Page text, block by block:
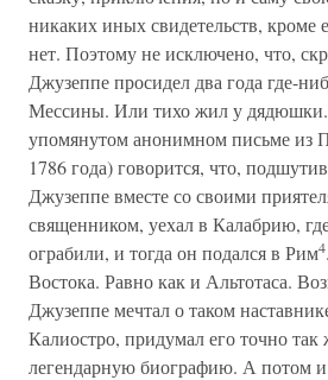
никаких иных свидетельств, кроме
нет. Поэтому не исключено, что,
Джузеппе просидел два года где-
Мессины. Или тихо жил у
упомянутом анонимном письме из
1786 года) говорится, что,
Джузеппе вместе со своими
священником, уехал в Калабрию,
ограбили, и тогда он подался в Рим4
Востока. Равно как и Альтотаса.
Джузеппе мечтал о таком
Калиостро, придумал его точно
легендарную биографию. А потом и